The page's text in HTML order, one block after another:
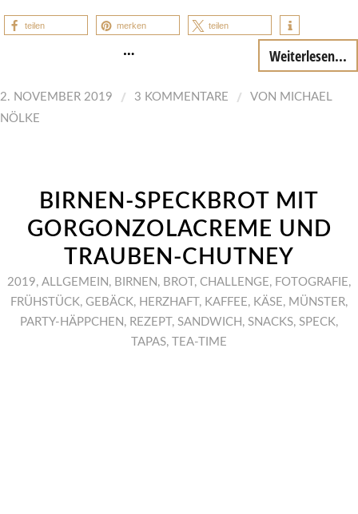
teilen merken teilen
… Weiterlesen...
2. NOVEMBER 2019 / 3 KOMMENTARE / VON MICHAEL
NÖLKE
BIRNEN-SPECKBROT MIT
GORGONZOLACREME UND
TRAUBEN-CHUTNEY
2019, ALLGEMEIN , BIRNEN , BROT , CHALLENGE, FOTOGRAFIE,
FRÜHSTÜCK, GEBÄCK, HERZHAFT , KAFFEE, KÄSE, MÜNSTER,
PARTY-HÄPPCHEN , REZEPT , SANDWICH , SNACKS, SPECK,
TAPAS, TEA-TIME